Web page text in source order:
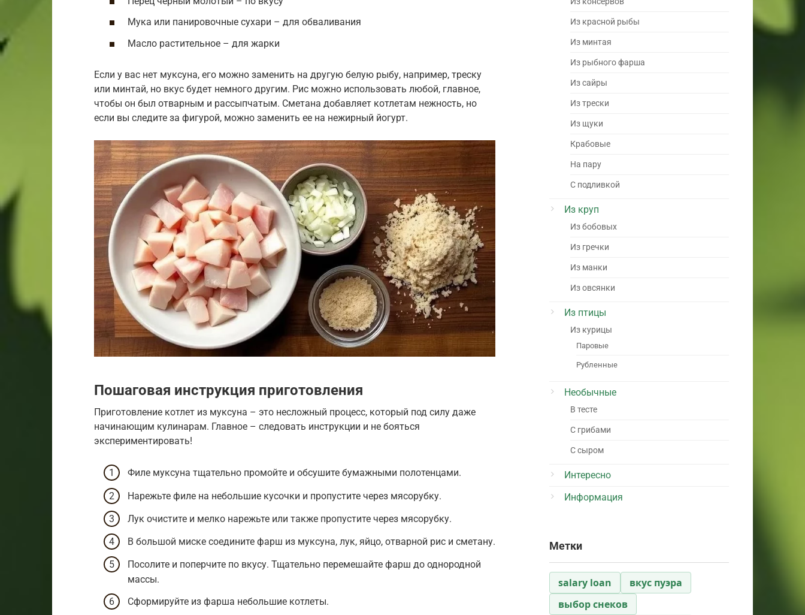
Мука или панировочные сухари – для обваливания
Масло растительное – для жарки
Если у вас нет муксуна, его можно заменить на другую белую рыбу, например, треску
или минтай, но вкус будет немного другим. Рис можно использовать любой, главное,
чтобы он был отварным и рассыпчатым. Сметана добавляет котлетам нежность, но
если вы следите за фигурой, можно заменить ее на нежирный йогурт.
Пошаговая инструкция приготовления
Приготовление котлет из муксуна – это несложный процесс, который под силу даже
начинающим кулинарам. Главное – следовать инструкции и не бояться
экспериментировать!
Филе муксуна тщательно промойте и обсушите бумажными полотенцами.
Нарежьте филе на небольшие кусочки и пропустите через мясорубку.
Лук очистите и мелко нарежьте или также пропустите через мясорубку.
В большой миске соедините фарш из муксуна, лук, яйцо, отварной рис и сметану.
Посолите и поперчите по вкусу. Тщательно перемешайте фарш до однородной
массы.
Сформируйте из фарша небольшие котлеты.
Из красной рыбы
Из минтая
Из рыбного фарша
Из сайры
Из трески
Из щуки
Крабовые
На пару
С подливкой
Из круп
Из бобовых
Из гречки
Из манки
Из овсянки
Из птицы
Из курицы
Паровые
Рубленные
Необычные
В тесте
С грибами
С сыром
Интересно
Информация
Метки
salary loan
вкус пуэра
выбор снеков